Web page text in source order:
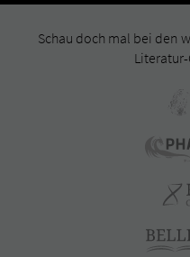
Schau doch mal bei den